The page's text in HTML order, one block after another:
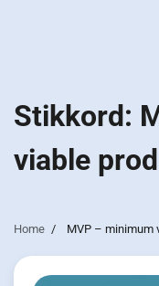
Stikkord:
viable
Home MVP – minimum